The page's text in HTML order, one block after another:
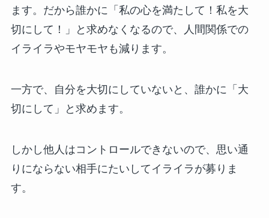
ます。だから誰かに「私の心を満たして！私を大
切にして！」と求めなくなるので、人間関係での
イライラやモヤモヤも減ります。
一方で、自分を大切にしていないと、誰かに「大
切にして」と求めます。
しかし他人はコントロールできないので、思い通
りにならない相手にたいしてイライラが募りま
す。